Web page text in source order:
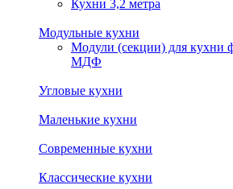
Кухни 3,2 метра
Модульные кухни
Модули (секции) для кухни
МДФ
Угловые кухни
Маленькие кухни
Современные кухни
Классические кухни